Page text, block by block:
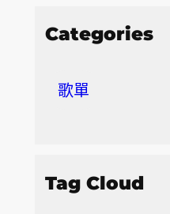
Categories
歌單
Tag Cloud